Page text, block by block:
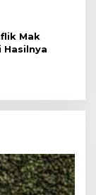
Mak
Hasilnya